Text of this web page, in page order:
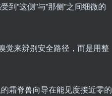
”这侧”与”那侧”之间细微的
觉来辨别安全路径，而是用整
霜脊兽向导在能见度接近零的